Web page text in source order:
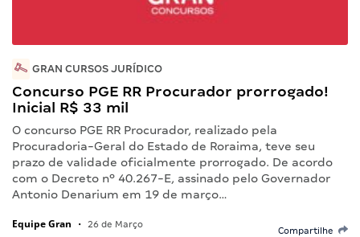
GRAN CURSOS JURÍDICO
Concurso PGE RR Procurador prorrogado!
Inicial R$ 33 mil
O concurso PGE RR Procurador, realizado pela
Procuradoria-Geral do Estado de Roraima, teve seu
prazo de validade oficialmente prorrogado. De acordo
com o Decreto nº 40.267-E, assinado pelo Governador
Antonio Denarium em 19 de março…
Equipe Gran • 26 de Março
Compartilhe